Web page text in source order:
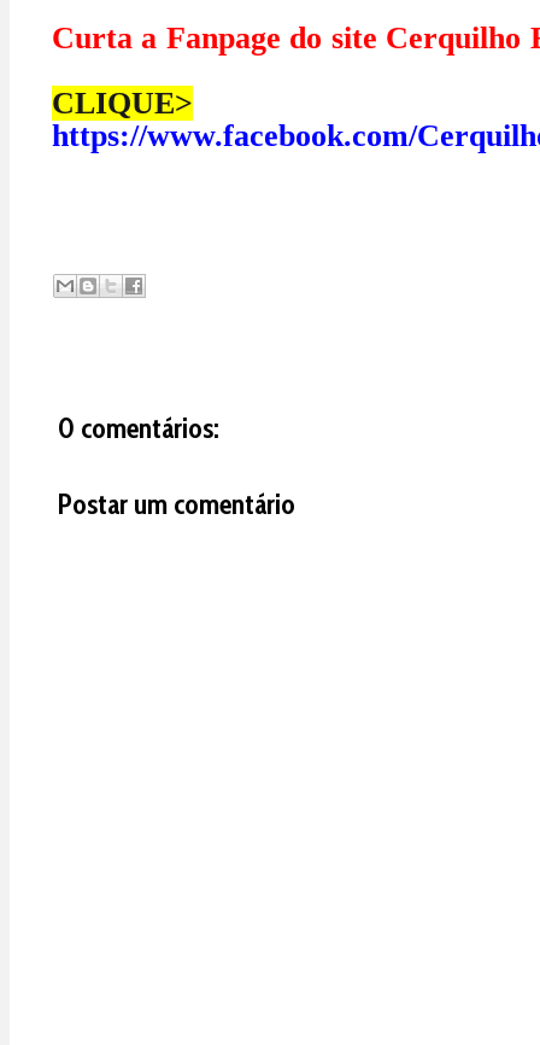
Curta a Fanpage do site
CLIQUE>
https://www.facebook.com/
0 comentários:
Postar um comentário